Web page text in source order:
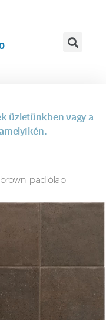
üzletünkben vagy a
padlólap